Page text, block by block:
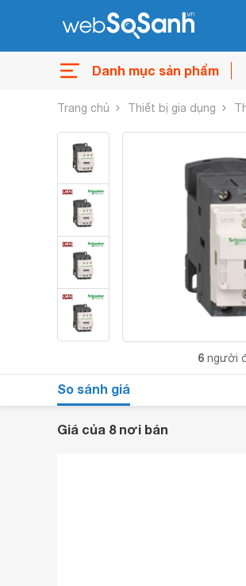
Danh mục sản phẩm
Trang chủ Thiết bị gia dụng
6 người
So sánh giá
Giá của 8 nơi bán